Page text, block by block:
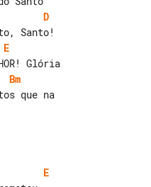
D
E
Bm
E